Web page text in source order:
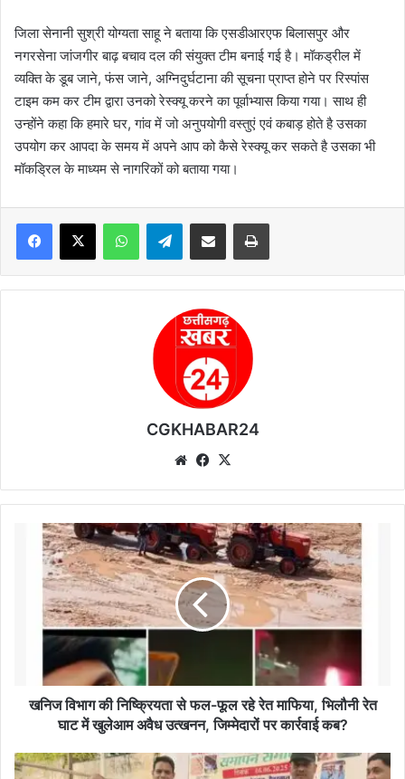
जिला सेनानी सुश्री योग्यता साहू ने बताया कि एसडीआरएफ बिलासपुर और
नगरसेना जांजगीर बाढ़ बचाव दल की संयुक्त टीम बनाई गई है। मॉकड्रील में
व्यक्ति के डूब जाने, फंस जाने, अग्निदुर्घटाना की सूचना प्राप्त होने पर रिस्पांस
टाइम कम कर टीम द्वारा उनको रेस्क्यू करने का पूर्वाभ्यास किया गया। साथ ही
उन्होंने कहा कि हमारे घर, गांव में जो अनुपयोगी वस्तुएं एवं कबाड़ होते है उसका
उपयोग कर आपदा के समय में अपने आप को कैसे रेस्क्यू कर सकते है उसका भी
मॉकड्रिल के माध्यम से नागरिकों को बताया गया।
Telegram
CGKHABAR24
We
te
Fa
bo
ok
फ
खनिज विभाग की निष्क्रियता से फल-फूल रहे रेत माफिया, भिलौनी रेत
घाट में खुलेआम अवैध उत्खनन, जिम्मेदारों पर कार्रवाई कब?
जि